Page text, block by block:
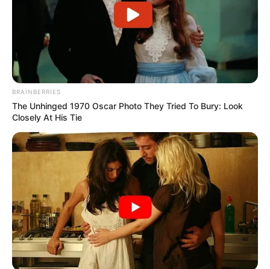
17:45 / 05 Avqust 2026
Davamlı qarın köpü təhlükəli ola bilər –
Həkimdən xəbərdarlığı
BRAINBERRIES
The Unhinged 1970 Oscar Photo They Tried To Bury: Look
Closely At His Tie